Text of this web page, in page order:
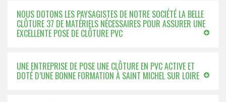
NOUS DOTONS LES PAYSAGISTES DE NOTRE SOCIÉTÉ LA BELLE
CLÔTURE 37 DE MATÉRIELS NÉCESSAIRES POUR ASSURER UNE
EXCELLENTE POSE DE CLÔTURE PVC
UNE ENTREPRISE DE POSE UNE CLÔTURE EN PVC ACTIVE ET
DOTÉ D’UNE BONNE FORMATION À SAINT MICHEL SUR LOIRE